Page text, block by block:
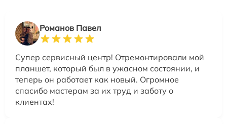
Романов Павел
Супер сервисный центр! Отремонтировали мой
планшет, который был в ужасном состоянии, и
теперь он работает как новый. Огромное
спасибо мастерам за их труд и заботу о
клиентах!